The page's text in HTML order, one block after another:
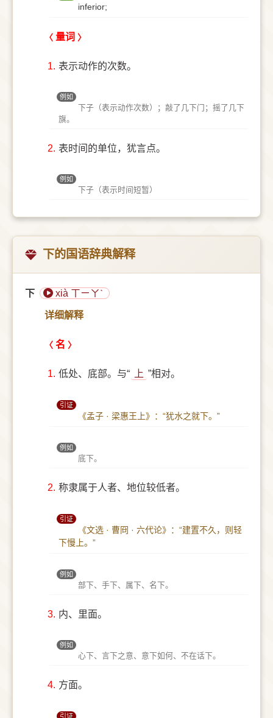
inferior;
量词
1. 表示动作的次数。
例如
下子（表示动作次数）；敲了几下门；摇了几下
旗。
2. 表时间的单位，犹言点。
例如
下子（表示时间短暂）
下的国语辞典解释
下 xià ㄒㄧㄚˋ
详细解释
名
1. 低处、底部。与“ 上 ”相对。
引证
《孟子 · 梁惠王上》：“犹水之就下。”
例如
底下。
2. 称隶属于人者、地位较低者。
引证
《文选 · 曹冏 · 六代论》：“建置不久，则轻
下慢上。”
例如
部下、手下、属下、名下。
3. 内、里面。
例如
心下、言下之意、意下如何、不在话下。
4. 方面。
引证